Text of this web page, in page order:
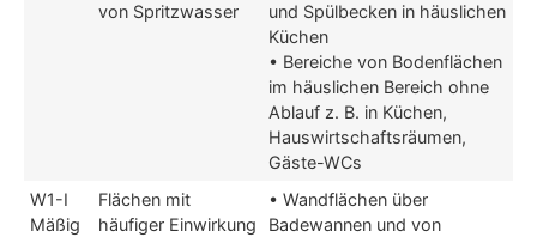
von Spritzwasser
und Spülbecken in häuslichen
Küchen
• Bereiche von Bodenflächen
im häuslichen Bereich ohne
Ablauf z. B. in Küchen,
Hauswirtschaftsräumen,
Gäste-WCs
W1-I
Mäßig
Flächen mit
häufiger Einwirkung
• Wandflächen über
Badewannen und von